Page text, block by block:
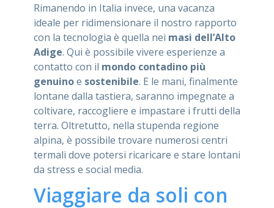
Rimanendo in Italia invece, una vacanza
ideale per ridimensionare il nostro rapporto
con la tecnologia è quella nei masi dell’Alto
Adige. Qui è possibile vivere esperienze a
contatto con il mondo contadino più
genuinoe sostenibile. E le mani, finalmente
lontane dalla tastiera, saranno impegnate a
coltivare, raccogliere e impastare i frutti della
terra. Oltretutto, nella stupenda regione
alpina, è possibile trovare numerosi centri
termali dove potersi ricaricare e stare lontani
da stress e social media.
Viaggiare da soli con